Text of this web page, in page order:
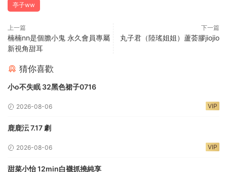
亭子ww
上一篇
楠楠nn是個膽小鬼 永久會員專屬
新視角甜耳
下一篇
丸子君（陸瑤姐姐）蘆荟膠jiojio
猜你喜歡
小o不失眠 32黑色裙子0716
2026-08-06 VIP
鹿鹿沄 7.17 劇
2026-08-06 VIP
甜菜小怡 12min白襪抓撓純享